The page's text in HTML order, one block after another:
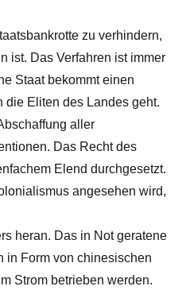
zu verhindern,
ist. Das Verfahren ist immer
Staat bekommt einen
die Eliten des Landes geht.
aller
Das Recht des
Elend durchgesetzt.
angesehen wird,
heran. Das in Not geratene
in Form von chinesischen
Strom betrieben werden.